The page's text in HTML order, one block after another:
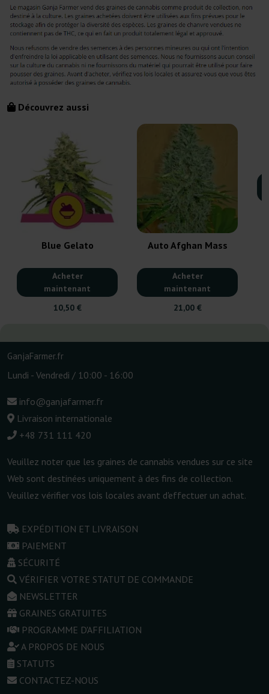
Découvrez aussi
Blue Gelato
Acheter
maintenant
10,50 €
Auto Afghan Mass
Acheter
maintenant
21,00 €
GanjaFarmer.fr
Lundi - Vendredi / 10:00 - 16:00
info@ganjafarmer.fr
Livraison internationale
+48 731 111 420
Veuillez noter que les graines de cannabis vendues sur ce site
Web sont destinées uniquement à des fins de collection.
Veuillez vérifier vos lois locales avant d'effectuer un achat.
EXPÉDITION ET LIVRAISON
PAIEMENT
SÉCURITÉ
VÉRIFIER VOTRE STATUT DE COMMANDE
NEWSLETTER
GRAINES GRATUITES
PROGRAMME D'AFFILIATION
A PROPOS DE NOUS
STATUTS
CONTACTEZ-NOUS